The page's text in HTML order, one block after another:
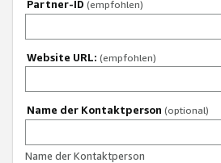
Partner-ID (empfohlen)
Website URL: (empfohlen)
Name der Kontaktperson (optional)
Name der Kontaktperson